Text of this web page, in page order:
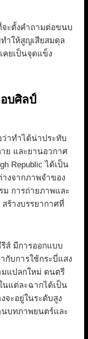
ะตั้งคำถามต่อขนบ
ำให้สูญเสียสมดุล
คยเป็นจุดแข็ง
บศิลป์
ว่าทำได้น่าประทับ
ย และยานอวกาศ
Republic ได้เป็น
งจากภาพจำของ
ม การถ่ายภาพและ
ร้างบรรยากาศที่
ส์ มีการออกแบบ
กับการใช้กระบี่แสง
แปลกใหม่ ดนตรี
นแต่ละฉากได้เป็น
จะอยู่ในระดับสูง
บทภาพยนตร์และ